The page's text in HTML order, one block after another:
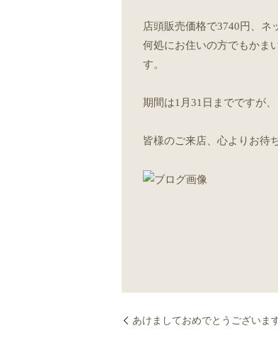
店頭販売価格で3740円、ネ
何処にお住いの方でもかま
す。
期間は1月31日までですが
皆様のご来店、心よりお待
あけましておめでとうございま